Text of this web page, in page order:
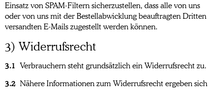
Einsatz von SPAM-Filtern sicherzustellen, dass alle von uns
oder von uns mit der Bestellabwicklung beauftragten Dritten
versandten E-Mails zugestellt werden können.
3) Widerrufsrecht
3.1 Verbrauchern steht grundsätzlich ein Widerrufsrecht zu.
3.2 Nähere Informationen zum Widerrufsrecht ergeben sich